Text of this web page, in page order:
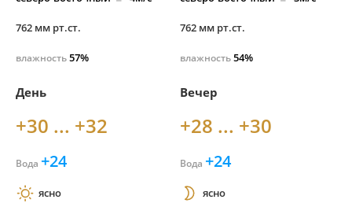
762 мм рт.ст.
влажность57%
762 мм рт.ст.
влажность54%
День
+30 ... +32
Вода +24
ясно
Вечер
+28 ... +30
Вода +24
ясно